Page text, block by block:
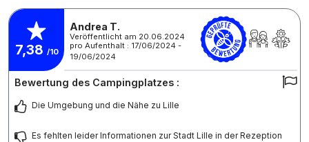
7,38 /10
Andrea T.
Veröffentlicht am 20.06.2024
pro Aufenthalt : 17/06/2024 -
19/06/2024
Bewertung des Campingplatzes :
Die Umgebung und die Nähe zu Lille
Es fehlten leider Informationen zur Stadt Lille in der Rezeption